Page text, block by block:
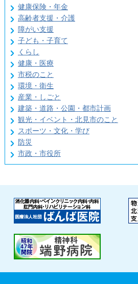
健康保険・年金
高齢者支援・介護
障がい支援
子ども・子育て
くらし
健康・医療
市税のこと
環境・衛生
産業・しごと
建築・道路・公園・都市計画
観光・イベント・北見市のこと
スポーツ・文化・学び
防災
市政・市役所